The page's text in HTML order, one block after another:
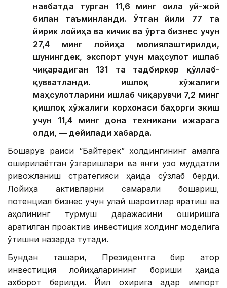
навбатда турган 11,6 минг оила уй-жой
билан таъминланди. Ўтган йили 77 та
йирик лойиҳа ва кичик ва ўрта бизнес учун
27,4 минг лойиҳа молиялаштирилди,
шунингдек, экспорт учун маҳсулот ишлаб
чиқарадиган 131 та тадбиркор қўллаб-
қувватланди. Қишлоқ хўжалиги
маҳсулотларини ишлаб чиқарувчи 7,2 минг
қишлоқ хўжалиги корхонаси баҳорги экиш
учун 11,4 минг дона техникани ижарага
олди, — дейилади хабарда.
Бошқарув раиси “Байтерек” холдингининг амалга
оширилаётган ўзгаришлари ва янги узоқ муддатли
ривожланиш стратегияси ҳақида сўзлаб берди.
Лойиҳа активларни самарали бошқариш,
потенциал бизнес учун қулай шароитлар яратиш ва
аҳолининг турмуш даражасини оширишга
қаратилган проактив инвестиция холдинг моделига
ўтишни назарда тутади.
Бундан ташқари, Президентга бир қатор
инвестиция лойиҳаларининг бориши ҳақида
ахборот берилди. Йил охирига қадар импорт